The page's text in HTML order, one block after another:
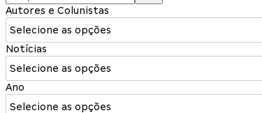
Autores e Colunistas
Selecione as opções
Notícias
Selecione as opções
Ano
Selecione as opções